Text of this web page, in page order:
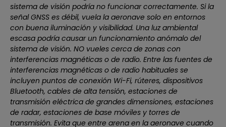
sistema de visión podría no funcionar correctamente. Si la
señal GNSS es débil, vuela la aeronave solo en entornos
con buena iluminación y visibilidad. Una luz ambiental
escasa podría causar un funcionamiento anómalo del
sistema de visión. NO vueles cerca de zonas con
interferencias magnéticas o de radio. Entre las fuentes de
interferencias magnéticas o de radio habituales se
incluyen puntos de conexión Wi-Fi, rúteres, dispositivos
Bluetooth, cables de alta tensión, estaciones de
transmisión eléctrica de grandes dimensiones, estaciones
de radar, estaciones de base móviles y torres de
transmisión. Evita que entre arena en la aeronave cuando